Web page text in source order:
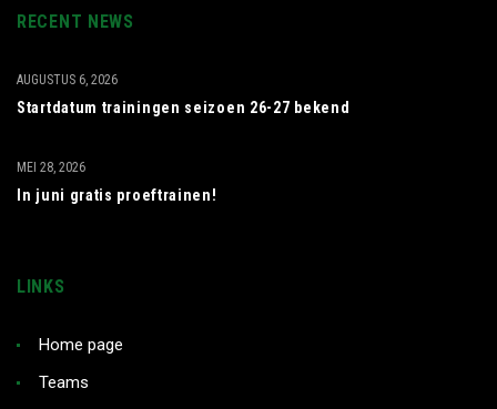
RECENT NEWS
Startdatum trainingen seizoen 26-27 bekend
AUGUSTUS 6, 2026
In juni gratis proeftrainen!
MEI 28, 2026
LINKS
Home page
Teams